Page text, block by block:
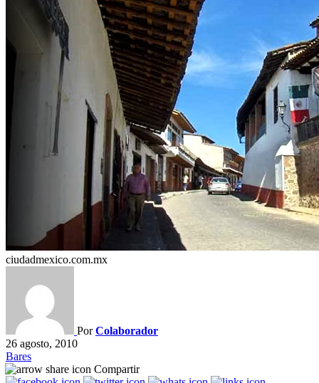
ciudadmexico.com.mx
PorColaborador
26 agosto, 2010
Bares
Compartir